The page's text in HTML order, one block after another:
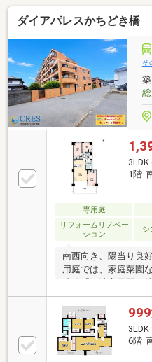
麗な状態です。
ダイアパレスかちどき橋
そ
3LDK
1階
専用庭
リフォームリノベー
ション
シ
南西向き、陽当り良
用庭では、家庭菜園
田小学校485ｍ（徒
分）・マルナカ昭和
消費税込です。※家具
ん。
999
3LDK
6階